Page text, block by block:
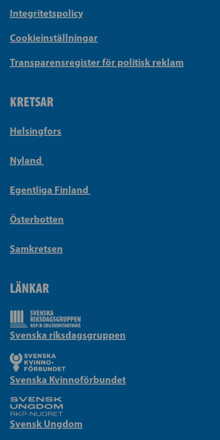
Integritetspolicy
Cookieinställningar
Transparensregister för politisk reklam
KRETSAR
Helsingfors
Nyland
Egentliga Finland
Österbotten
Samkretsen
LÄNKAR
Svenska riksdagsgruppen
Svenska Kvinnoförbundet
Svensk Ungdom